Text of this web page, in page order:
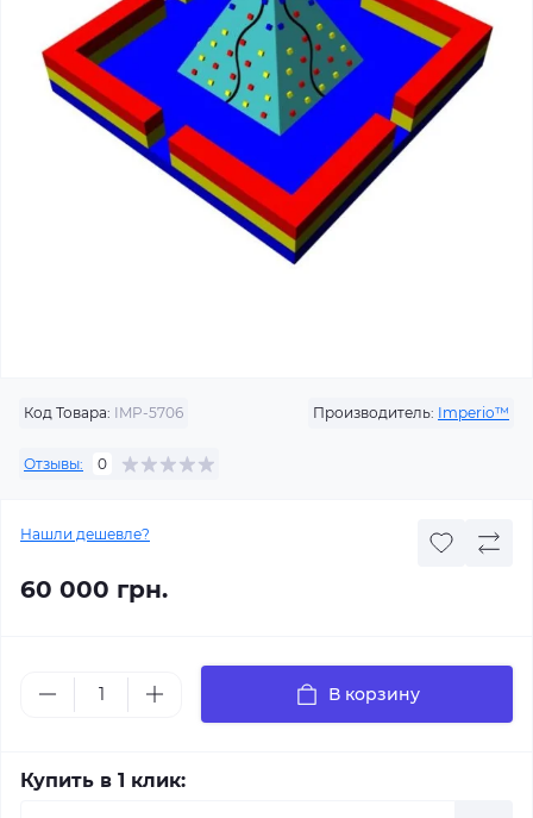
Код Товара: IMP-5706 Производитель: Imperio™
Отзывы: 0
Нашли дешевле?
60 000 грн.
В корзину
Купить в 1 клик: